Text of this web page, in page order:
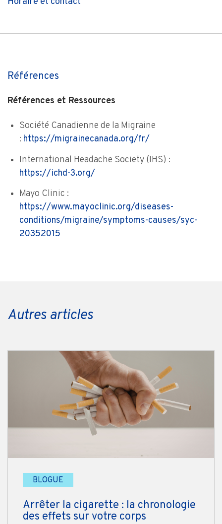
Références
Références et Ressources
Société Canadienne de la Migraine
: https://migrainecanada.org/fr/
International Headache Society (IHS) :
https://ichd-3.org/
Mayo Clinic :
https://www.mayoclinic.org/diseases-
conditions/migraine/symptoms-causes/syc-
20352015
Autres articles
BLOGUE
Arrêter la cigarette : la chronologie
des effets sur votre corps